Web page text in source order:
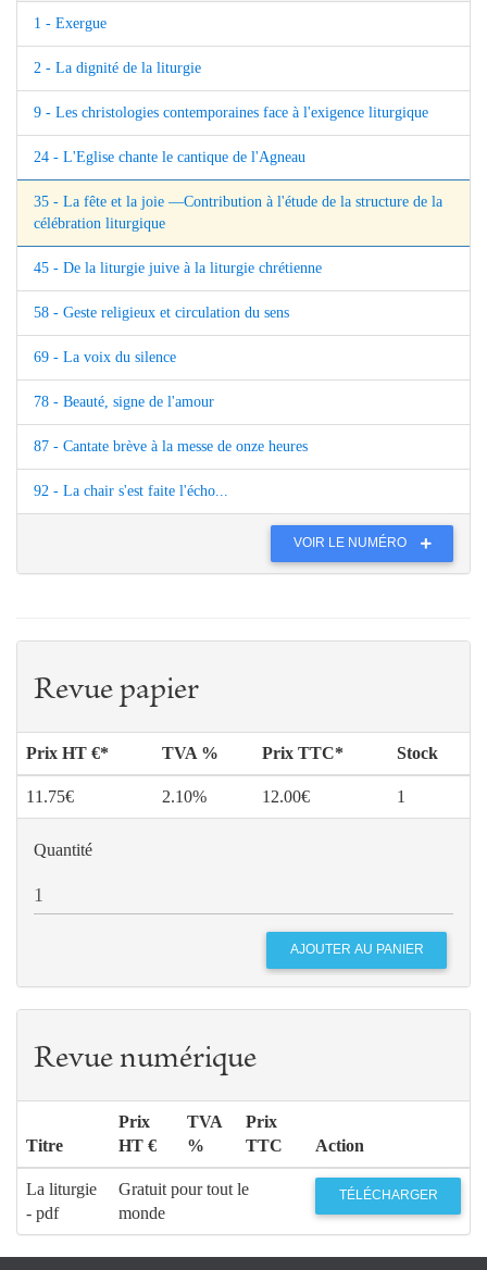
1 - Exergue
2 - La dignité de la liturgie
9 - Les christologies contemporaines face à l'exigence liturgique
24 - L'Eglise chante le cantique de l'Agneau
35 - La fête et la joie —Contribution à l'étude de la structure de la
célébration liturgique
45 - De la liturgie juive à la liturgie chrétienne
58 - Geste religieux et circulation du sens
69 - La voix du silence
78 - Beauté, signe de l'amour
87 - Cantate brève à la messe de onze heures
92 - La chair s'est faite l'écho...
VOIR LE NUMÉRO
Revue papier
Prix HT €* TVA % Prix TTC* Stock
11.75€ 2.10% 12.00€ 1
Quantité
Revue numérique
Titre
Prix
HT €
TVA
%
Prix
TTC
Action
La liturgie
- pdf
Gratuit pour tout le
monde
TÉLÉCHARGER